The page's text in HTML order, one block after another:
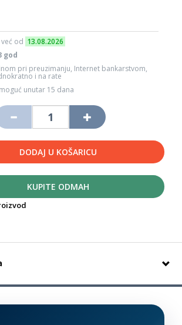
od 13.08.2026
god
pri preuzimanju, Internet bankarstvom,
i na rate
unutar 15 dana
DODAJ U KOŠARICU
KUPITE ODMAH